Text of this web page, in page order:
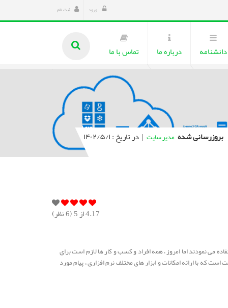
ورود ثبت نام
دانشنامه درباره ما تماس با ما
بروزرسانی شده مدیر سایت | در تاریخ : ۱۴۰۲/۵/۱
4.17از 5 ( 6نظر)
می نمودند اما امروز ، همه افراد و کسب و کار ها لازم است برای
که با ارائه امکانات و ابزار های مختلف نرم افزاری ، پیام مورد